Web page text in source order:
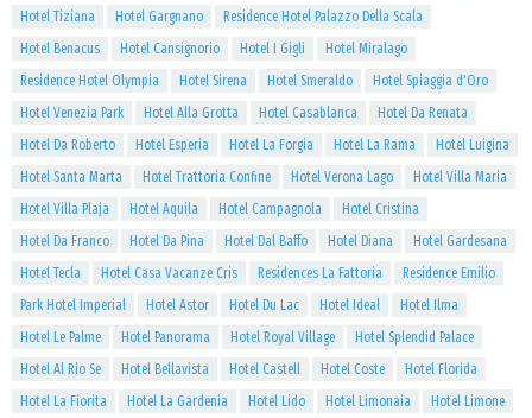
Hotel Tiziana
Hotel Gargnano
Residence Hotel Palazzo Della Scala
Hotel Benacus
Hotel Cansignorio Hotel I Gigli
Hotel Miralago
Residence Hotel Olympia
Hotel Sirena Hotel Smeraldo
Hotel Spiaggia d'Oro
Hotel Venezia Park
Hotel Alla Grotta Hotel Casablanca
Hotel Da Renata
Hotel Da Roberto
Hotel Esperia Hotel La Forgia Hotel La Rama
Hotel Luigina
Hotel Santa Marta
Hotel Trattoria Confine Hotel Verona Lago
Hotel Villa Maria
Hotel Villa Plaja
Hotel Aquila Hotel Campagnola
Hotel Cristina
Hotel Da Franco
Hotel Da Pina Hotel Dal Baffo Hotel Diana
Hotel Gardesana
Hotel Tecla
Hotel Casa Vacanze Cris Residences La Fattoria
Residence Emilio
Park Hotel Imperial
Hotel Astor Hotel Du Lac Hotel Ideal
Hotel Ilma
Hotel Le Palme
Hotel Panorama Hotel Royal Village
Hotel Splendid Palace
Hotel Al Rio Se
Hotel Bellavista Hotel Castell Hotel Coste
Hotel Florida
Hotel La Fiorita
Hotel La Gardenia Hotel Lido Hotel Limonaia
Hotel Limone